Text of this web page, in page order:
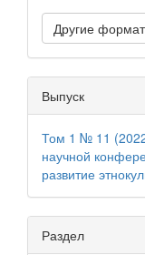
Другие
Выпуск
Том 1 № 11
научной
развитие
Раздел